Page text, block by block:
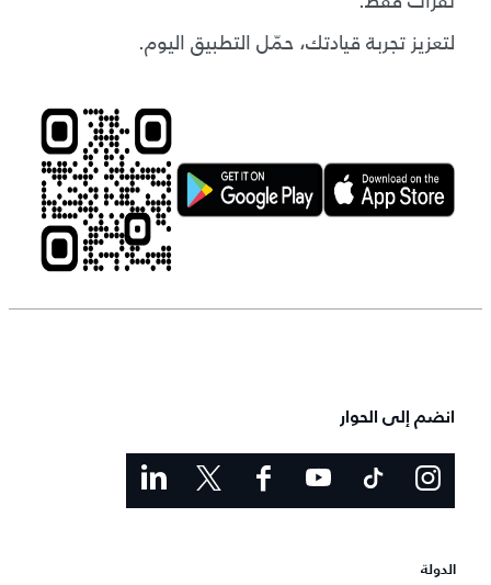
لتعزيز تجربة قيادتك، حمّل التطبيق اليوم.
انضم إلى الحوار
الدولة